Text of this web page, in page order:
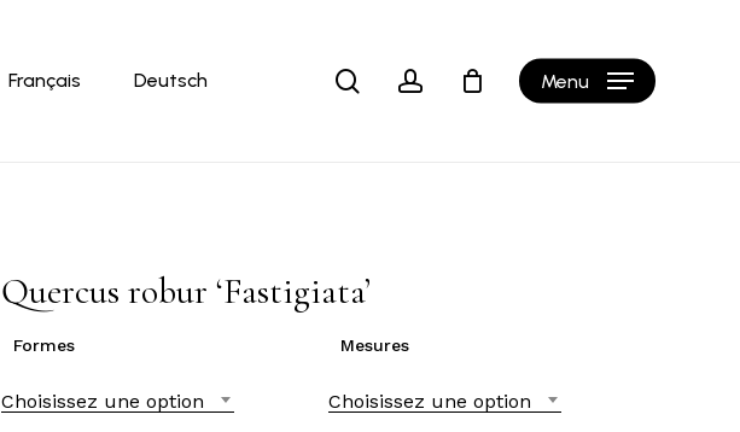
Français Deutsch searchaccount Menu Cart
Quercus robur ‘Fastigiata’
Formes
Choisissez une option
Mesures
Choisissez une option